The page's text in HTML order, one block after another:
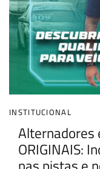
INSTITUCIONAL
Alternadores
ORIGINAIS: